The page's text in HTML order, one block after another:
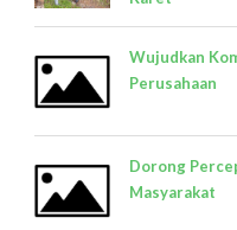
Wujudkan
Perusahaan
Dorong
Masyarakat